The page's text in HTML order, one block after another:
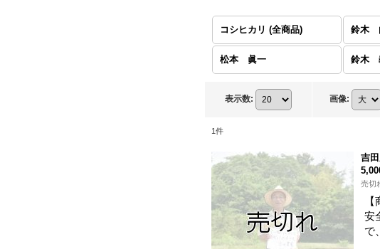
コシヒカリ (全商品) 鈴木
松本 眞一 鈴木
表示数: 画像:
1件
吉
売切
安
で